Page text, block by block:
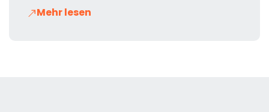
Mehr lesen